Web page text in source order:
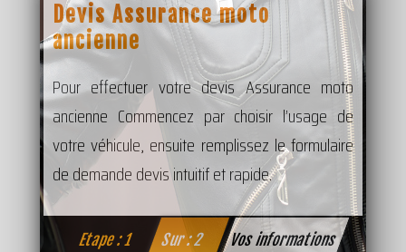
Devis Assurance moto
ancienne
Pour effectuer votre devis Assurance moto
ancienne Commencez par choisir l’usage de
votre véhicule, ensuite remplissez le formulaire
de demande devis intuitif et rapide.
Etape : 1 Sur : 2 Vos informations